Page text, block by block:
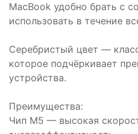
MacBook удобно брать с
использовать в течение
Серебристый цвет —
которое подчёркивает
устройства.
Преимущества:
Чип M5 — высокая